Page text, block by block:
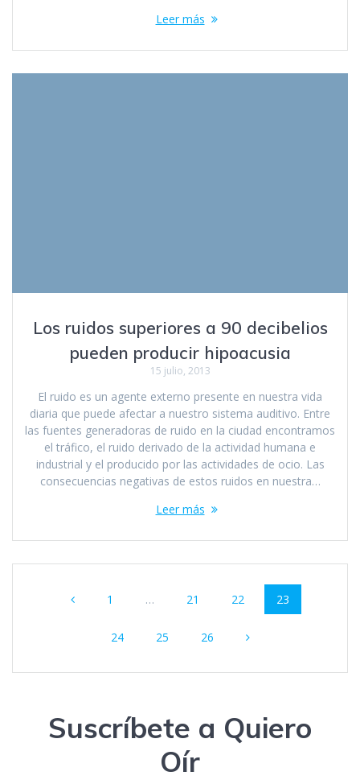
Leer más
Los ruidos superiores a 90 decibelios
pueden producir hipoacusia
15 julio, 2013
El ruido es un agente externo presente en nuestra vida
diaria que puede afectar a nuestro sistema auditivo. Entre
las fuentes generadoras de ruido en la ciudad encontramos
el tráfico, el ruido derivado de la actividad humana e
industrial y el producido por las actividades de ocio. Las
consecuencias negativas de estos ruidos en nuestra…
Leer más
entradas
Página
1 … Página
21 Página
22 Página
23
Página
24 Página
25 Página
26
Suscríbete a Quiero
Oír